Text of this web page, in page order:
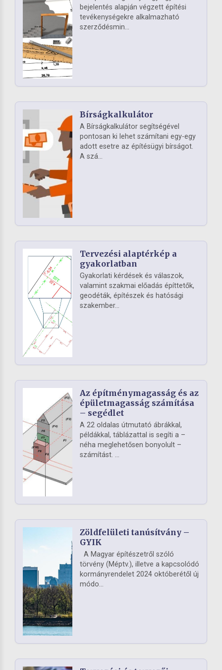
bejelentés alapján végzett építési
tevékenységekre alkalmazható
szerződésmin...
Bírságkalkulátor
A Bírságkalkulátor segítségével
pontosan ki lehet számítani egy-egy
adott esetre az építésügyi bírságot.
A szá...
Tervezési alaptérkép a
gyakorlatban
Gyakorlati kérdések és válaszok,
valamint szakmai előadás építtetők,
geodéták, építészek és hatósági
szakember...
Az építménymagasság és az
épületmagasság számítása
– segédlet
A 22 oldalas útmutató ábrákkal,
példákkal, táblázattal is segíti a –
néha meglehetősen bonyolult –
számítást. ...
Zöldfelületi tanúsítvány –
GYIK
A Magyar építészetről szóló
törvény (Méptv.), illetve a kapcsolódó
kormányrendelet 2024 októberétől új
módo...